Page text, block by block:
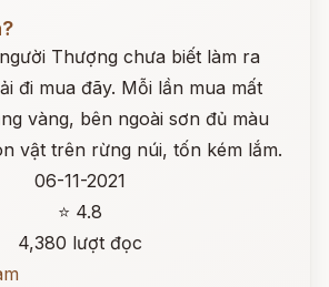
Thượng chưa biết làm ra
đi mua đãy. Mỗi lần mua mất
vàng, bên ngoài sơn đủ màu
vật trên rừng núi, tốn kém lắm.
06-11-2021
⭐ 4.8
4,380 lượt đọc